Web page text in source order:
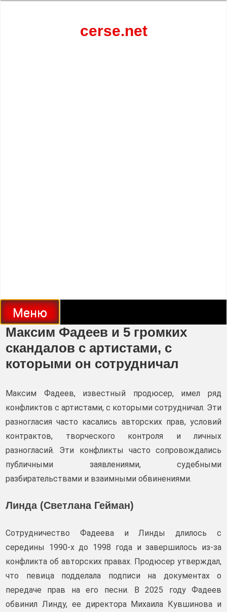
cerse.net
Меню
Максим Фадеев и 5 громких
скандалов с артистами, с
которыми он сотрудничал
Максим Фадеев, известный продюсер, имел ряд
конфликтов с артистами, с которыми сотрудничал. Эти
разногласия часто касались авторских прав, условий
контрактов, творческого контроля и личных
разногласий. Эти конфликты часто сопровождались
публичными заявлениями, судебными
разбирательствами и взаимными обвинениями.
Линда (Светлана Гейман)
Сотрудничество Фадеева и Линды длилось с
середины 1990-х до 1998 года и завершилось из-за
конфликта об авторских правах. Продюсер утверждал,
что певица подделала подписи на документах о
передаче прав на его песни. В 2025 году Фадеев
обвинил Линду, ее директора Михаила Кувшинова и